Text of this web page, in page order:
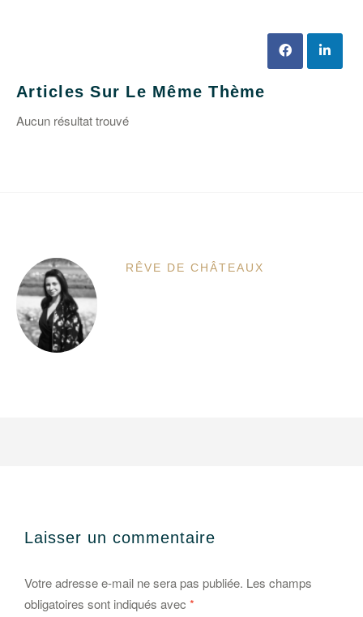
Articles Sur Le Même Thème
Aucun résultat trouvé
RÊVE DE CHÂTEAUX
Laisser un commentaire
Votre adresse e-mail ne sera pas publiée. Les champs
obligatoires sont indiqués avec *